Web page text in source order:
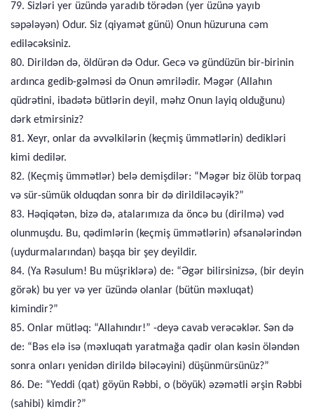
79. Sizləri yer üzündə yaradıb törədən (yer üzünə yayıb
səpələyən) Odur. Siz (qiyamət günü) Onun hüzuruna cəm
ediləcəksiniz.
80. Dirildən də, öldürən də Odur. Gecə və gündüzün bir-birinin
ardınca gedib-gəlməsi də Onun əmrilədir. Məgər (Allahın
qüdrətini, ibadətə bütlərin deyil, məhz Onun layiq olduğunu)
dərk etmirsiniz?
81. Xeyr, onlar da əvvəlkilərin (keçmiş ümmətlərin) dedikləri
kimi dedilər.
82. (Keçmiş ümmətlər) belə demişdilər: “Məgər biz ölüb torpaq
və sür-sümük olduqdan sonra bir də dirildiləcəyik?”
83. Həqiqətən, bizə də, atalarımıza da öncə bu (dirilmə) vəd
olunmuşdu. Bu, qədimlərin (keçmiş ümmətlərin) əfsanələrindən
(uydurmalarından) başqa bir şey deyildir.
84. (Ya Rəsulum! Bu müşriklərə) de: “Əgər bilirsinizsə, (bir deyin
görək) bu yer və yer üzündə olanlar (bütün məxluqat)
kimindir?”
85. Onlar mütləq: “Allahındır!” -deyə cavab verəcəklər. Sən də
de: “Bəs elə isə (məxluqatı yaratmağa qadir olan kəsin öləndən
sonra onları yenidən dirildə biləcəyini) düşünmürsünüz?”
86. De: “Yeddi (qat) göyün Rəbbi, o (böyük) əzəmətli ərşin Rəbbi
(sahibi) kimdir?”